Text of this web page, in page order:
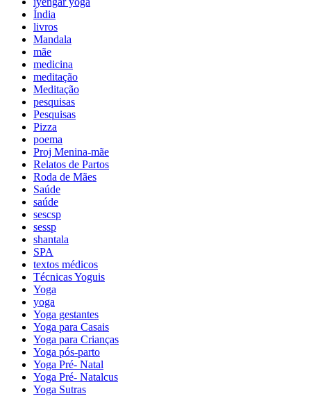
Índia
livros
Mandala
mãe
medicina
meditação
Meditação
pesquisas
Pesquisas
Pizza
poema
Proj Menina-mãe
Relatos de Partos
Roda de Mães
Saúde
saúde
sescsp
sessp
shantala
SPA
textos médicos
Técnicas Yoguis
Yoga
yoga
Yoga gestantes
Yoga para Casais
Yoga para Crianças
Yoga pós-parto
Yoga Pré- Natal
Yoga Pré- Natalcus
Yoga Sutras